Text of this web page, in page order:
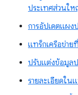
ประเทศส่วนใ
การอัปเดตแผง
แทร็กเครือข่า
ปรับแต่งข้อมูล
รายละเอียดใน